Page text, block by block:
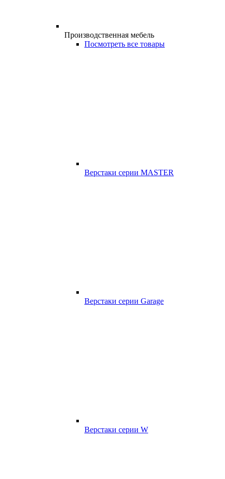
Производственная мебель
Посмотреть все товары
Верстаки серии MASTER
Верстаки серии Garage
Верстаки серии W